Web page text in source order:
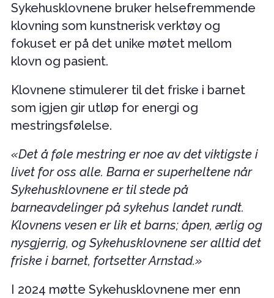
Sykehusklovnene bruker helsefremmende
klovning som kunstnerisk verktøy og
fokuset er på det unike møtet mellom
klovn og pasient.
Klovnene stimulerer til det friske i barnet
som igjen gir utløp for energi og
mestringsfølelse.
«Det å føle mestring er noe av det viktigste i
livet for oss alle. Barna er superheltene når
Sykehusklovnene er til stede på
barneavdelinger på sykehus landet rundt.
Klovnens vesen er lik et barns; åpen, ærlig og
nysgjerrig, og Sykehusklovnene ser alltid det
friske i barnet, fortsetter Arnstad.»
I 2024 møtte Sykehusklovnene mer enn